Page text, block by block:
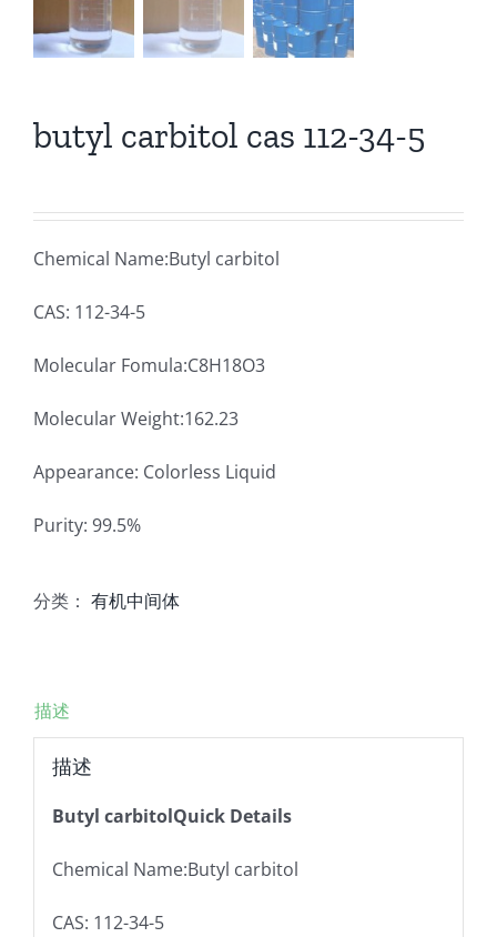
butyl carbitol cas 112-34-5
Chemical Name:Butyl carbitol
CAS: 112-34-5
Molecular Fomula:C8H18O3
Molecular Weight:162.23
Appearance: Colorless Liquid
Purity: 99.5%
分类： 有机中间体
描述
描述
Butyl carbitolQuick Details
Chemical Name:Butyl carbitol
CAS: 112-34-5